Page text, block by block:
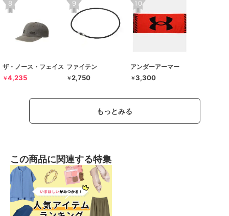
ザ・ノース・フェイス
￥4,235
ファイテン
￥2,750
アンダーアーマー
￥3,300
もっとみる
この商品に関連する特集